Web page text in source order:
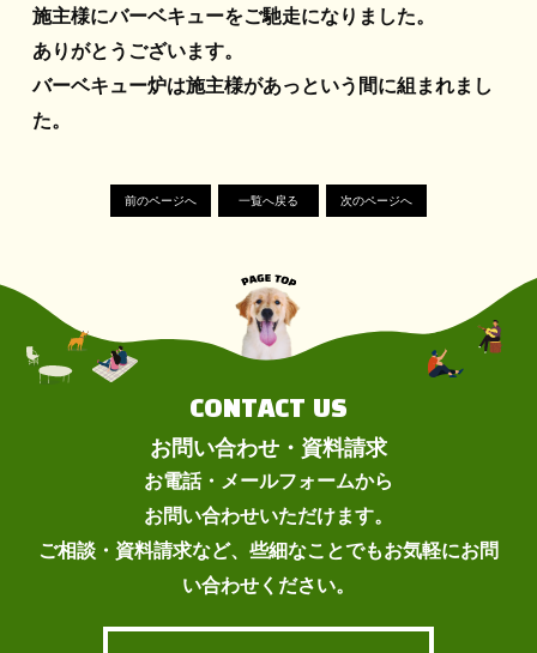
施主様にバーベキューをご馳走になりました。
ありがとうございます。
バーベキュー炉は施主様があっという間に組まれまし
た。
前のページへ 一覧へ戻る 次のページへ
CONTACT US
お問い合わせ・資料請求
お電話・メールフォームから
お問い合わせいただけます。
ご相談・資料請求など、些細なことでもお気軽にお問
い合わせください。